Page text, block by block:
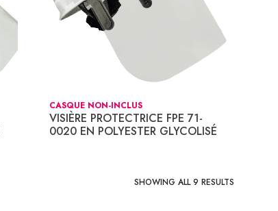
CASQUE NON-INCLUS
VISIÈRE PROTECTRICE FPE 71-
0020 EN POLYESTER GLYCOLISÉ
SHOWING ALL 9 RESULTS